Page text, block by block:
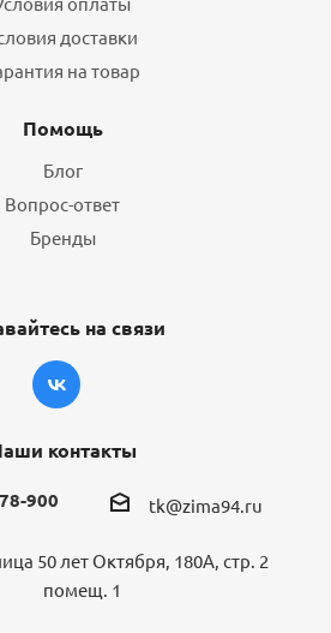
доставки
на товар
Помощь
Блог
Вопрос-ответ
Бренды
на связи
контакты
900 tk@zima94.ru
50 лет Октября, 180А, стр. 2
помещ. 1